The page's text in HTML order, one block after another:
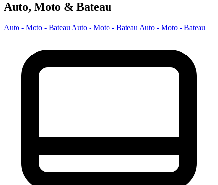
Auto, Moto & Bateau
Auto - Moto - Bateau Auto - Moto - Bateau Auto - Moto - Bateau